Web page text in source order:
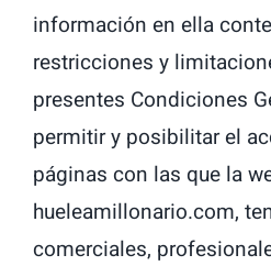
información en ella
restricciones y
presentes Condiciones
permitir y posibilitar el
páginas con las que la
hueleamillonario.com,
comerciales,